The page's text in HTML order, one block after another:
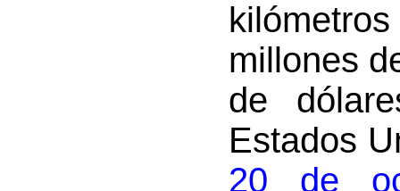
millones
de
Estados
20 de